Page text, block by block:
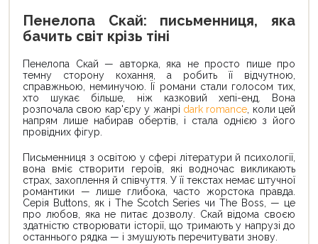
Пенелопа Скай: письменниця, яка
бачить світ крізь тіні
Пенелопа Скай — авторка, яка не просто пише про
темну сторону кохання, а робить її відчутною,
справжньою, неминучою. Її романи стали голосом тих,
хто шукає більше, ніж казковий хепі-енд. Вона
розпочала свою кар'єру у жанрі dark romance , коли цей
напрям лише набирав обертів, і стала однією з його
провідних фігур.
Письменниця з освітою у сфері літератури й психології,
вона вміє створити героїв, які водночас викликають
страх, захоплення й співчуття. У її текстах немає штучної
романтики — лише глибока, часто жорстока правда.
Серія Buttons, як і The Scotch Series чи The Boss, — це
про любов, яка не питає дозволу. Скай відома своєю
здатністю створювати історії, що тримають у напрузі до
останнього рядка — і змушують перечитувати знову.